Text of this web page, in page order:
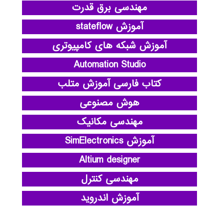
مهندسی برق قدرت
آموزش stateflow
آموزش شبکه های کامپیوتری
Automation Studio
کتاب فارسی آموزش متلب
هوش مصنوعی
مهندسی مکانیک
آموزش SimElectronics
Altium designer
مهندسی کنترل
آموزش اندروید